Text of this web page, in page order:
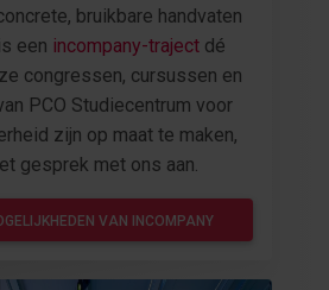
bruikbare handvaten
een incompany-traject dé
congressen, cursussen en
PCO Studiecentrum voor
zijn op maat te maken,
gesprek met ons aan.
VAN INCOMPANY